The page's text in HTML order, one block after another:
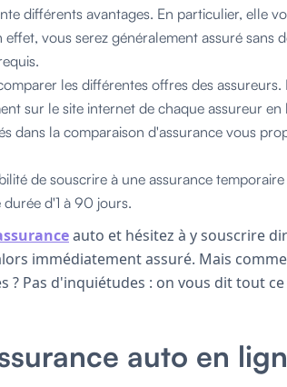
différents avantages. En particulier, elle
vous serez généralement assuré sans
les différentes offres des
sur le site internet de chaque assureur en
dans la comparaison d'assurance vous
de souscrire à une assurance
d'1 à 90 jours.
auto et hésitez à y souscrire
immédiatement assuré. Mais
? Pas d'inquiétudes : on vous dit tout
auto en